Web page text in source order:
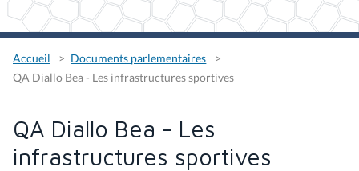
Accueil
Documents parlementaires
QA Diallo Bea - Les infrastructures sportives
QA Diallo Bea - Les
infrastructures sportives